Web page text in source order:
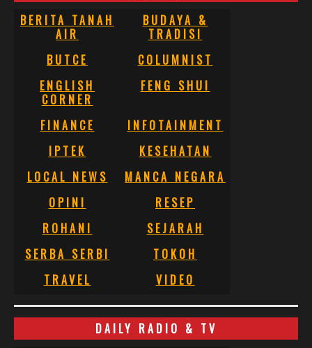
BERITA TANAH
AIR
BUDAYA &
TRADISI
BUTCE
COLUMNIST
ENGLISH
CORNER
FENG SHUI
FINANCE
INFOTAINMENT
IPTEK
KESEHATAN
LOCAL NEWS
MANCA NEGARA
OPINI
RESEP
ROHANI
SEJARAH
SERBA SERBI
TOKOH
TRAVEL
VIDEO
DAILY RADIO & TV